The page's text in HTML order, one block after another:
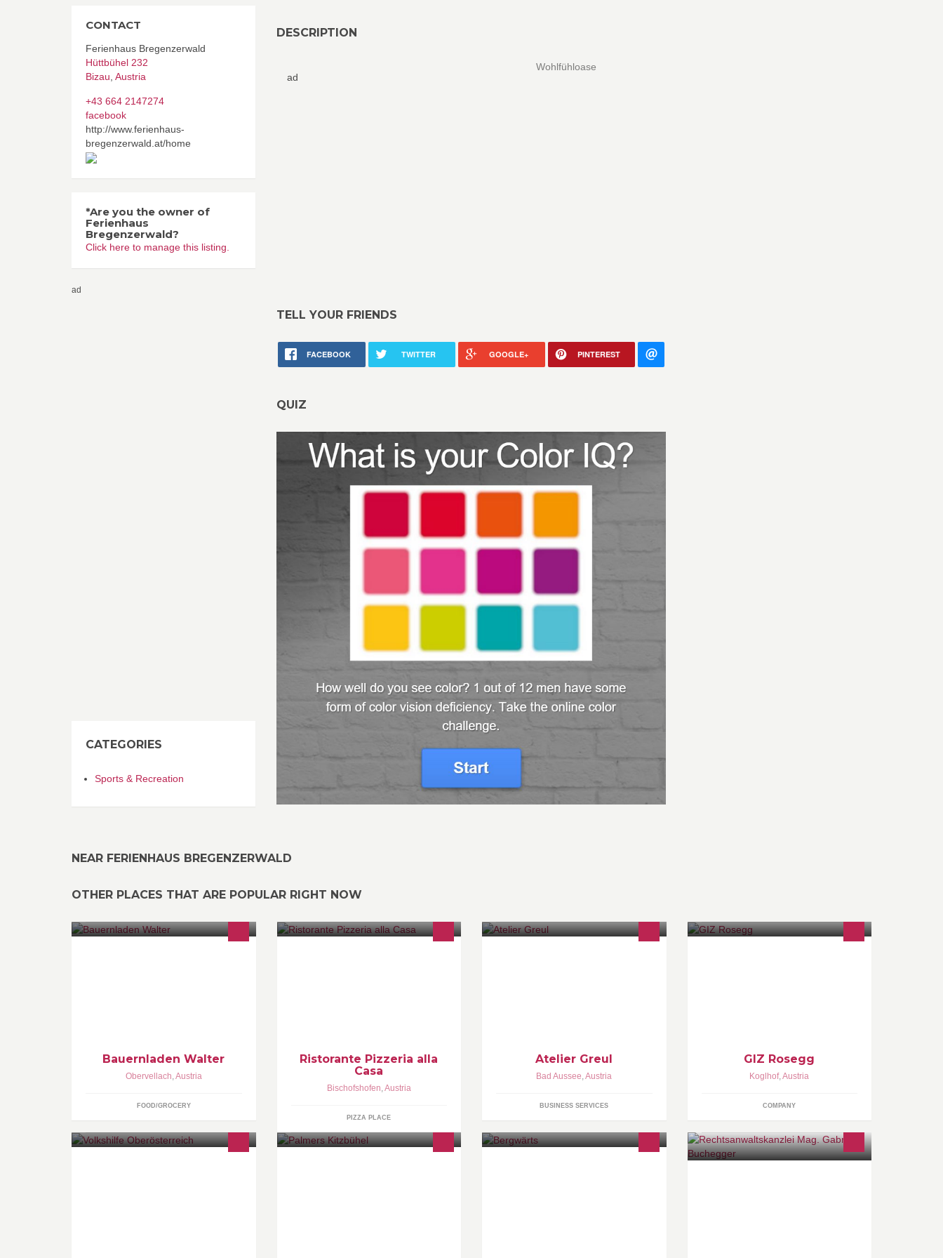
DESCRIPTION
ad
Wohlfühloase
TELL YOUR FRIENDS
FACEBOOK TWITTER GOOGLE+ PINTEREST
QUIZ
CONTACT
Ferienhaus Bregenzerwald
Hüttbühel 232
Bizau Austria
+43 664 2147274
facebook
http://www.ferienhaus-
bregenzerwald.at/home
*Are you the owner of
Ferienhaus
Bregenzerwald?
Click here to manage this listing.
ad
CATEGORIES
Sports & Recreation
NEAR FERIENHAUS BREGENZERWALD
OTHER PLACES THAT ARE POPULAR RIGHT NOW
Bauernladen Walter
Obervellach,Austria
FOOD/GROCERY
Ristorante Pizzeria alla
Casa
Bischofshofen,Austria
PIZZA PLACE
Atelier Greul
Bad Aussee,Austria
BUSINESS SERVICES
GIZ Rosegg
Koglhof,Austria
COMPANY